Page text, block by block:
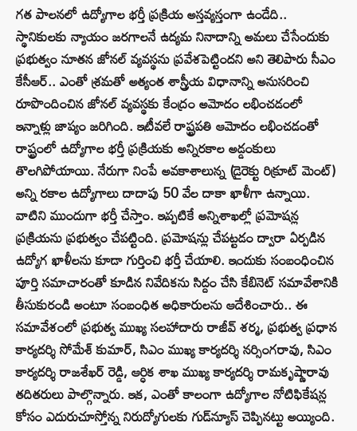
గత పాలనలో ఉద్యోగాల భర్తీ ప్రక్రియ అస్తవ్యస్తంగా ఉండేది..
స్థానికులకు న్యాయం జరగాలనే ఉద్యమ నినాదాన్ని అమలు చేసేందుకు
ప్రభుత్వం నూతన జోనల్ వ్యవస్థను ప్రవేశపెట్టిందని అని తెలిపారు సీఎం
కేసీఆర్.. ఎంతో శ్రమతో అత్యంత శాస్త్రీయ విధానాన్ని అనుసరించి
రూపొందించిన జోనల్ వ్యవస్థకు కేంద్రం అమోదం లభించడంలో
ఇన్నాళ్లు జాప్యం జరిగింది. ఇటీవలే రాష్ట్రపతి ఆమోదం లభించడంతో
రాష్ట్రంలో ఉద్యోగాల భర్తీ ప్రక్రియకు అన్నిరకాల అడ్డంకులు
తొలగిపోయాయి. నేరుగా నింపే అవకాశాలున్న (డైరెక్టు రిక్రూట్ మెంట్)
అన్ని రకాల ఉద్యోగాలు దాదాపు 50 వేల దాకా ఖాళీగా ఉన్నాయి.
వాటిని ముందుగా భర్తీ చేస్తాం. ఇప్పటికే అన్నిశాఖల్లో ప్రమోషన్ల
ప్రక్రియను ప్రభుత్వం చేపట్టింది. ప్రమోషన్లు చేపట్టడం ద్వారా ఏర్పడిన
ఉద్యోగ ఖాళీలను కూడా గుర్తించి భర్తీ చేయాలి. ఇందుకు సంబంధించిన
పూర్తి సమాచారంతో కూడిన నివేదికను సిద్దం చేసి కేబినెట్ సమావేశానికి
తీసుకురండి అంటూ సంబంధిత అధికారులను ఆదేశించారు.. ఈ
సమావేశంలో ప్రభుత్వ ముఖ్య సలహాదారు రాజీవ్ శర్మ, ప్రభుత్వ ప్రధాన
కార్యదర్శి సోమేశ్ కుమార్, సిఎం ముఖ్య కార్యదర్శి నర్సింగరావు, సిఎం
కార్యదర్శి రాజశేఖర్ రెడ్డి, ఆర్ధిక శాఖ ముఖ్య కార్యదర్శి రామకృష్ణారావు
తదితరులు పాల్గొన్నారు. ఇక, ఎంతో కాలంగా ఉద్యోగాల నోటిఫికేషన్ల
కోసం ఎదురుచూస్తోన్న నిరుద్యోగులకు గుడ్‌న్యూస్‌ చెప్పినట్టు అయ్యింది.